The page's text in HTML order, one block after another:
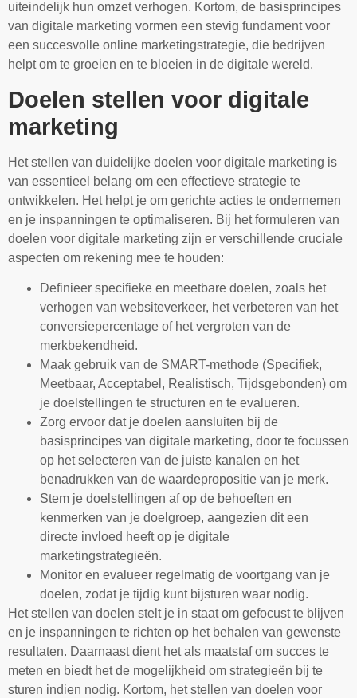
uiteindelijk hun omzet verhogen. Kortom, de basisprincipes
van digitale marketing vormen een stevig fundament voor
een succesvolle online marketingstrategie, die bedrijven
helpt om te groeien en te bloeien in de digitale wereld.
Doelen stellen voor digitale
marketing
Het stellen van duidelijke doelen voor digitale marketing is
van essentieel belang om een effectieve strategie te
ontwikkelen. Het helpt je om gerichte acties te ondernemen
en je inspanningen te optimaliseren. Bij het formuleren van
doelen voor digitale marketing zijn er verschillende cruciale
aspecten om rekening mee te houden:
Definieer specifieke en meetbare doelen, zoals het
verhogen van websiteverkeer, het verbeteren van het
conversiepercentage of het vergroten van de
merkbekendheid.
Maak gebruik van de SMART-methode (Specifiek,
Meetbaar, Acceptabel, Realistisch, Tijdsgebonden) om
je doelstellingen te structuren en te evalueren.
Zorg ervoor dat je doelen aansluiten bij de
basisprincipes van digitale marketing, door te focussen
op het selecteren van de juiste kanalen en het
benadrukken van de waardepropositie van je merk.
Stem je doelstellingen af op de behoeften en
kenmerken van je doelgroep, aangezien dit een
directe invloed heeft op je digitale
marketingstrategieën.
Monitor en evalueer regelmatig de voortgang van je
doelen, zodat je tijdig kunt bijsturen waar nodig.
Het stellen van doelen stelt je in staat om gefocust te blijven
en je inspanningen te richten op het behalen van gewenste
resultaten. Daarnaast dient het als maatstaf om succes te
meten en biedt het de mogelijkheid om strategieën bij te
sturen indien nodig. Kortom, het stellen van doelen voor